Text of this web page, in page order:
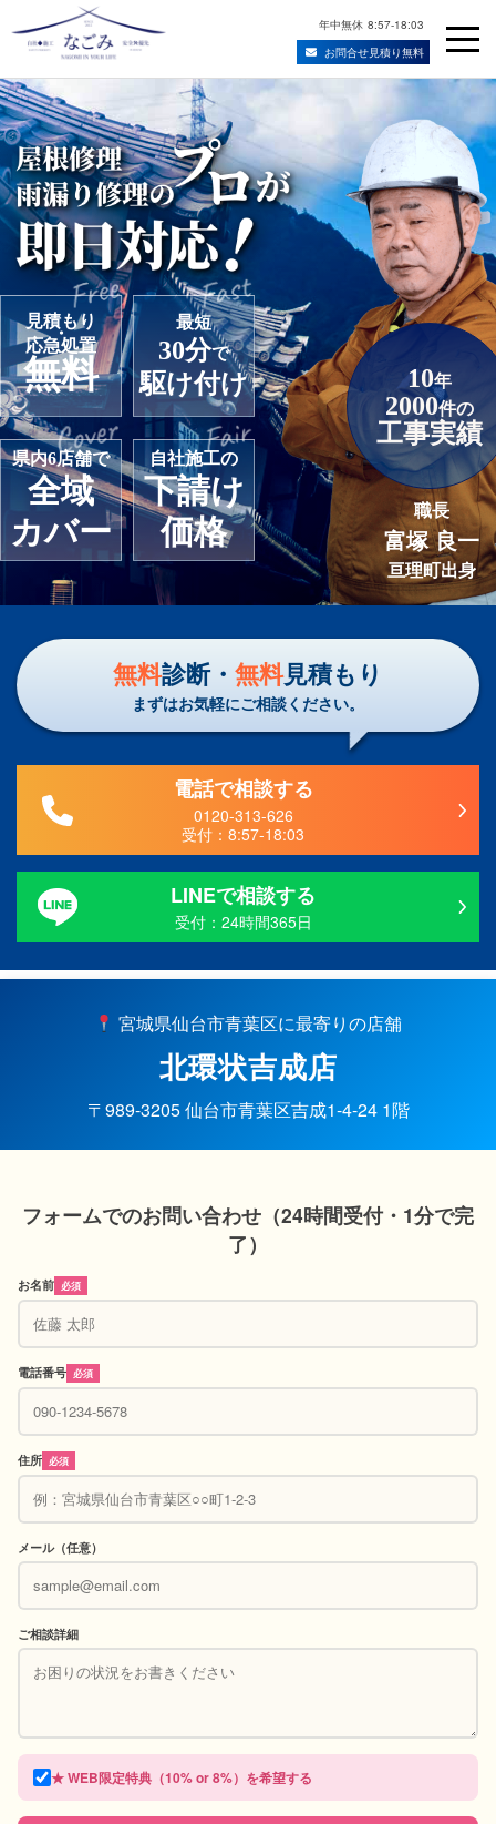
Skip
to
content
年中無休 8:57-18:03
お問合せ見積り無料
宮城県仙台市の屋根修理・雨漏り修理業者
見積もり
・
応急処置
無料
最短
30分で
駆け付け
県内6店舗で
全域
カバー
自社施工の
下請け
価格
職長
富塚 良一
亘理町出身
10年
2000件の
工事実績
無料診断・ 無料見積もり
まずはお気軽にご相談ください。
電話で相談する
0120-313-626
受付：8:57-18:03
LINEで相談する
受付：24時間365日
宮城県仙台市青葉区に最寄りの店舗
北環状吉成店
〒989-3205 仙台市青葉区吉成1-4-24 1階
フォームでのお問い合わせ（24時間受付・1分で完
了）
お名前 必須
電話番号 必須
住所 必須
メール（任意）
ご相談詳細
★ WEB限定特典（10% or 8%）を希望する